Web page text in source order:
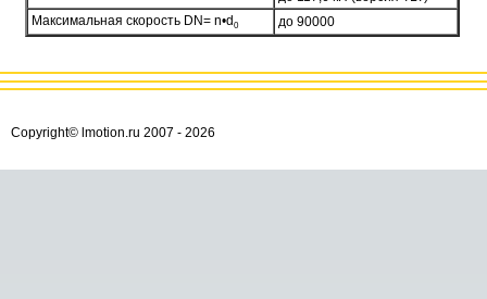
Максимальная скорость DN= n•d 0 до 90000
Copyright© lmotion.ru 2007 - 2026